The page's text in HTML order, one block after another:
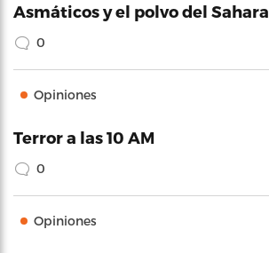
Asmáticos y el polvo del Sahara
0
Opiniones
Terror a las 10 AM
0
Opiniones